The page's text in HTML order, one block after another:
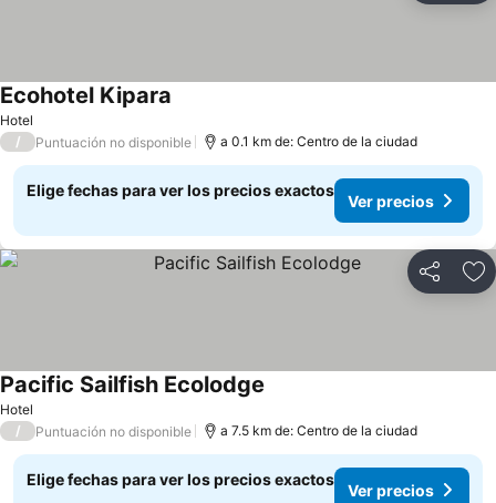
Hotel
Ecohotel Kipara
/ Puntuación no disponible a 0.1 km de: Centro de la ciudad
Elige fechas para ver los precios exactos
Ver precios
Compartir
Hotel
Pacific Sailfish Ecolodge
/ Puntuación no disponible a 7.5 km de: Centro de la ciudad
Elige fechas para ver los precios exactos
Ver precios